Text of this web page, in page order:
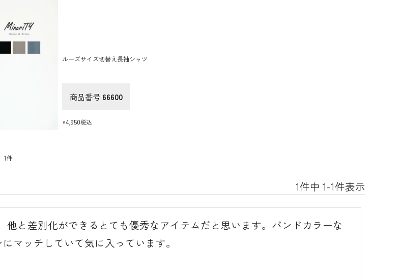
ルーズサイズ切替え長袖シャツ
商品番号 66600
¥4,950税込
1
1件中 1-1件表示
他と差別化ができるとても優秀なアイテムだと思います。バンドカラーな
マッチしていて気に入っています。